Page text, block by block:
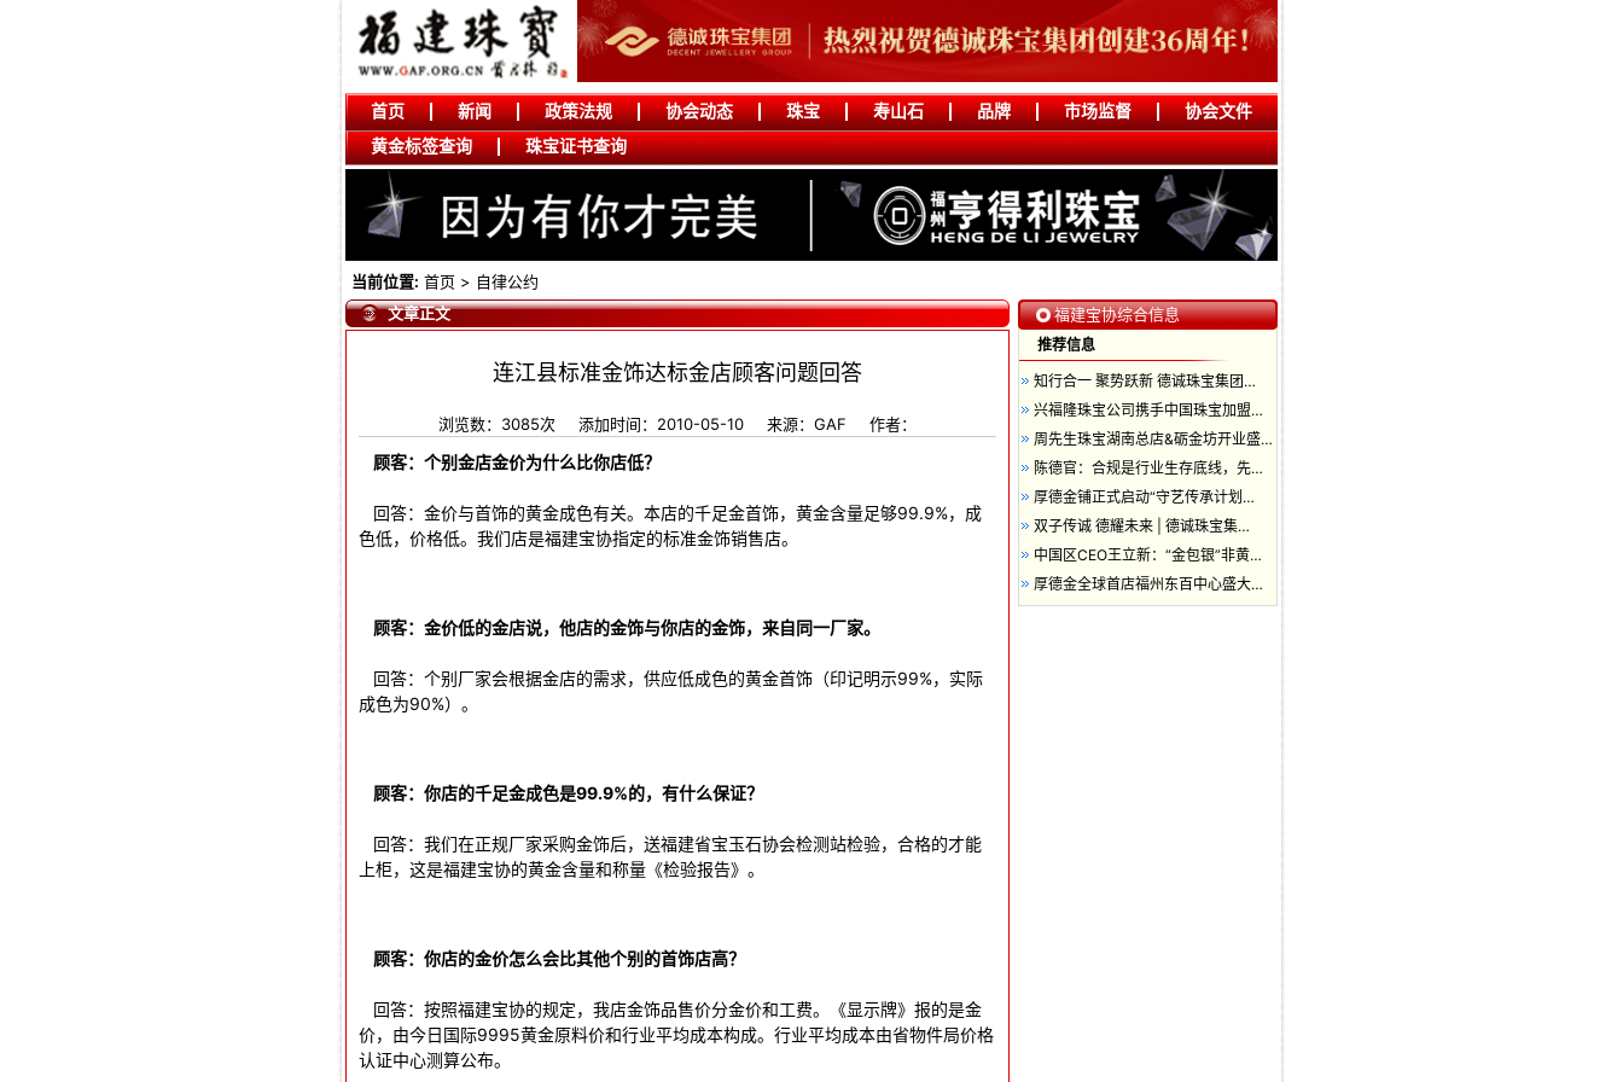
首页 新闻 政策法规 协会动态 珠宝 寿山石 品牌 市场监督
协会文件
黄金标签查询
珠宝证书查询
当前位置: 首页 > 自律公约
文章正文
连江县标准金饰达标金店顾客问题回答
浏览数：3085次 添加时间：2010-05-10 来源：GAF 作者：
顾客：个别金店金价为什么比你店低？
回答：金价与首饰的黄金成色有关。本店的千足金首饰，黄金含量足够99.9%，成
色低，价格低。我们店是福建宝协指定的标准金饰销售店。
顾客：金价低的金店说，他店的金饰与你店的金饰，来自同一厂家。
回答：个别厂家会根据金店的需求，供应低成色的黄金首饰（印记明示99%，实际
成色为90%）。
顾客：你店的千足金成色是99.9%的，有什么保证？
回答：我们在正规厂家采购金饰后，送福建省宝玉石协会检测站检验，合格的才能
上柜，这是福建宝协的黄金含量和称量《检验报告》。
顾客：你店的金价怎么会比其他个别的首饰店高？
回答：按照福建宝协的规定，我店金饰品售价分金价和工费。《显示牌》报的是金
价，由今日国际9995黄金原料价和行业平均成本构成。行业平均成本由省物件局价格
认证中心测算公布。
福建宝协综合信息
推荐信息
知行合一 聚势跃新 德诚珠宝集团…
兴福隆珠宝公司携手中国珠宝加盟…
周先生珠宝湖南总店&砺金坊开业盛…
陈德官：合规是行业生存底线，先…
厚德金铺正式启动“守艺传承计划…
双子传诚 德耀未来 | 德诚珠宝集…
中国区CEO王立新：“金包银”非黄…
厚德金全球首店福州东百中心盛大…